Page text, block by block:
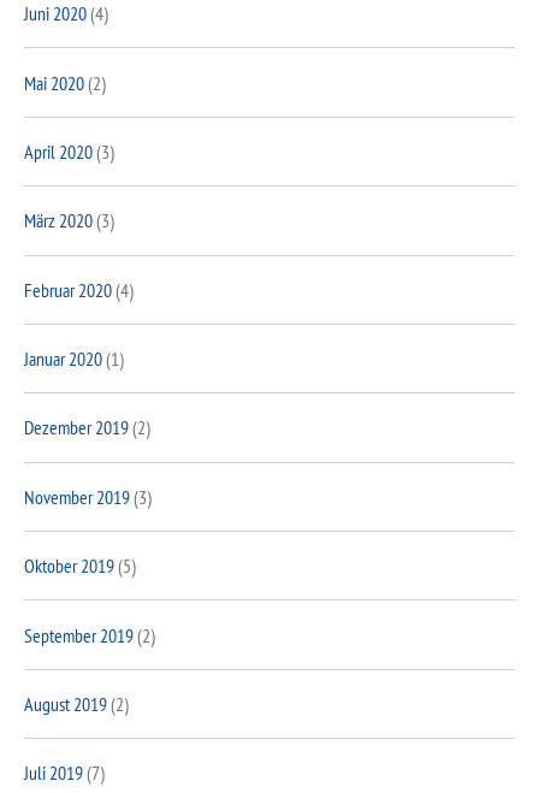
Juni 2020(4)
Mai 2020(2)
April 2020(3)
März 2020(3)
Februar 2020(4)
Januar 2020(1)
Dezember 2019(2)
November 2019(3)
Oktober 2019(5)
September 2019(2)
August 2019(2)
Juli 2019(7)